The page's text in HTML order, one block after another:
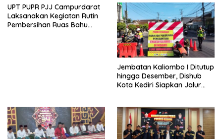
UPT PUPR PJJ Campurdarat
Laksanakan Kegiatan Rutin
Pembersihan Ruas Bahu
Jembatan Kaliombo I Ditutup
hingga Desember, Dishub
Kota Kediri Siapkan Jalur